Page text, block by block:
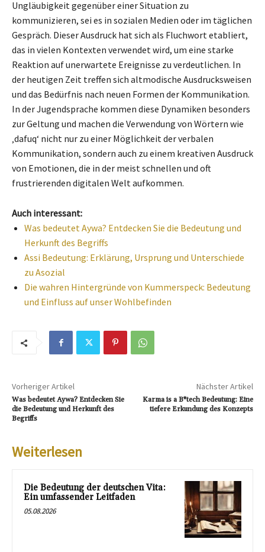
Ungläubigkeit gegenüber einer Situation zu
kommunizieren, sei es in sozialen Medien oder im täglichen
Gespräch. Dieser Ausdruck hat sich als Fluchwort etabliert,
das in vielen Kontexten verwendet wird, um eine starke
Reaktion auf unerwartete Ereignisse zu verdeutlichen. In
der heutigen Zeit treffen sich altmodische Ausdrucksweisen
und das Bedürfnis nach neuen Formen der Kommunikation.
In der Jugendsprache kommen diese Dynamiken besonders
zur Geltung und machen die Verwendung von Wörtern wie
‚dafuq‘ nicht nur zu einer Möglichkeit der verbalen
Kommunikation, sondern auch zu einem kreativen Ausdruck
von Emotionen, die in der meist schnellen und oft
frustrierenden digitalen Welt aufkommen.
Auch interessant:
Was bedeutet Aywa? Entdecken Sie die Bedeutung und
Herkunft des Begriffs
Assi Bedeutung: Erklärung, Ursprung und Unterschiede
zu Asozial
Die wahren Hintergründe von Kummerspeck: Bedeutung
und Einfluss auf unser Wohlbefinden
Vorheriger Artikel
Was bedeutet Aywa? Entdecken Sie
die Bedeutung und Herkunft des
Begriffs
Nächster Artikel
Karma is a B*tech Bedeutung: Eine
tiefere Erkundung des Konzepts
Weiterlesen
Die Bedeutung der deutschen Vita:
Ein umfassender Leitfaden
05.08.2026